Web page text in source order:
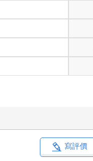
所懾服。
就即將邁入尾聲。
像剛剛的舞台煙火一
賣美貌與夢想、耗費
，但最終並沒有找到著陸
看到，我們真的很期待
後一首歌曲。」 寫評價